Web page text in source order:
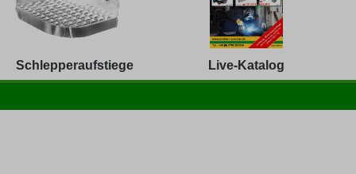
Schlepperaufstiege Live-Katalog